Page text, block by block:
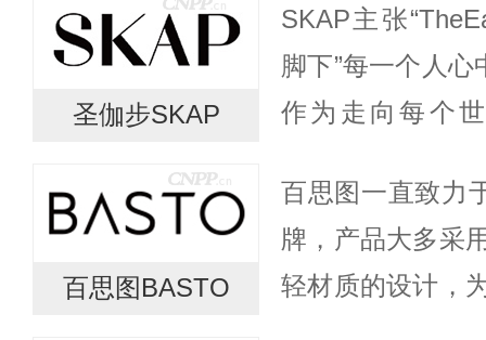
群体。亦为中国
圣伽步SKAP
SKAP主张
脚下”每一个人
作为走向每个
SKAP不断探索
百思图BASTO
百思图一直致力
牌，产品大多采
轻材质的设计，